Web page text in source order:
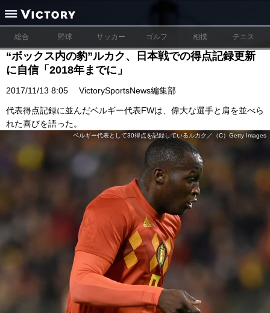
総合 野球 サッカー ゴルフ 相撲 テニス
“ボックス内の豹”ルカク、日本戦での得点記録更新
に自信「2018年までに」
2017/11/13 8:05 VictorySportsNews編集部
代表得点記録に並んだベルギー代表FWは、偉大な選手と肩を並べら
れた喜びを語った。
ベルギー代表として30得点を記録しているルカク／（C）Getty Images